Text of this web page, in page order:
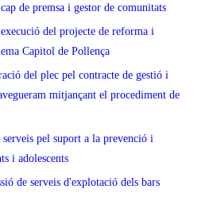
de premsa i gestor de comunitats
del projecte de reforma i
Capitol de Pollença
del plec pel contracte de gestió i
mitjançant el procediment de
pel suport a la prevenció i
i adolescents
de serveis d'explotació dels bars